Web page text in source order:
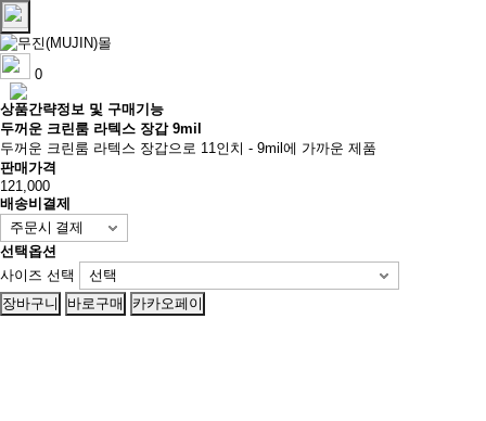
0
상품간략정보 및 구매기능
두꺼운 크린룸 라텍스 장갑 9mil
두꺼운 크린룸 라텍스 장갑으로 11인치 - 9mil에 가까운 제품
판매가격
121,000
배송비결제
선택옵션
사이즈 선택
장바구니
바로구매 카카오페이